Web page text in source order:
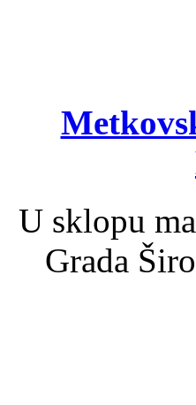
U sklopu
Grada